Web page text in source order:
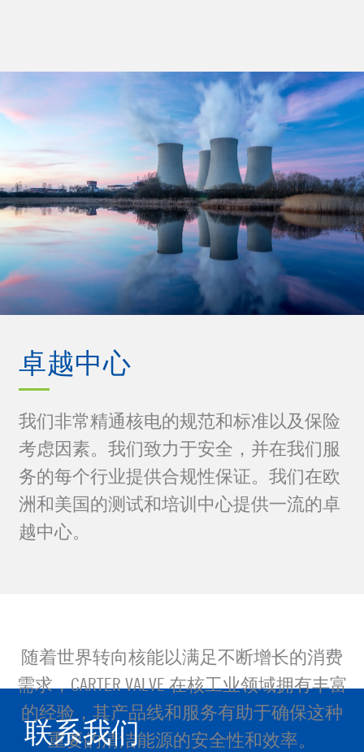
卓越中心
我们非常精通核电的规范和标准以及保险
考虑因素。我们致力于安全，并在我们服
务的每个行业提供合规性保证。我们在欧
洲和美国的测试和培训中心提供一流的卓
越中心。
随着世界转向核能以满足不断增长的消费
需求，CARTER VALVE 在核工业领域拥有丰富
的经验，其产品线和服务有助于确保这种
重要的清洁能源的安全性和效率。
联系我们